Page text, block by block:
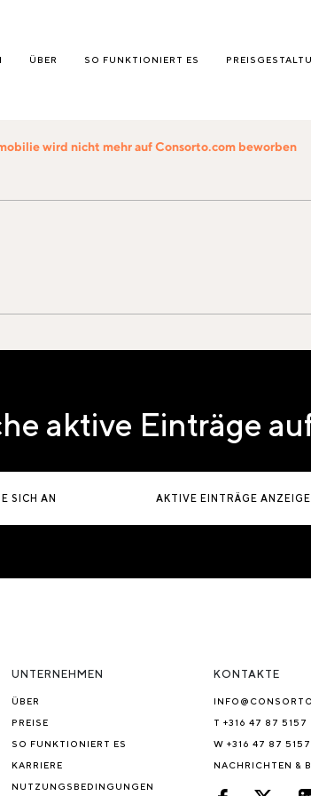
ÜBER SO FUNKTIONIERT ES
wird nicht mehr auf Consorto.com beworben
aktive Einträge
SICH AN AKTIVE EINTRÄGE
UNTERNEHMEN
ÜBER
PREISE
SO FUNKTIONIERT ES
KARRIERE
NUTZUNGSBEDINGUNGEN
KONTAKTE
T +316 47 87 5157
W +316 47 87 5157
NACHRICHTEN &